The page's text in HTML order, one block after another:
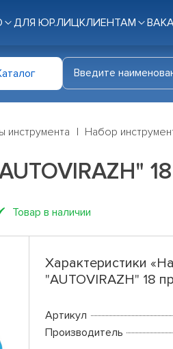
ДЛЯ ЮР.ЛИЦКЛИЕНТАМ
инструмента Набор
Товар в наличии
Характеристики
"AUTOVIRAZH" 18
Артикул
Производитель